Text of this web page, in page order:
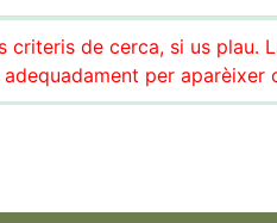
de cerca, si us plau.
per aparèixer